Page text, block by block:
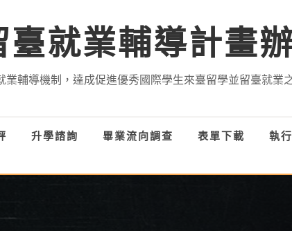
就業輔導計畫
輔導機制，達成促進優秀國際學生來臺留學並留臺就業
升學諮詢 畢業流向調查 表單下載 執